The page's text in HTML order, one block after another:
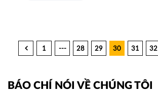
1 --- 28 29 30 31 32
BÁO CHÍ NÓI VỀ CHÚNG TÔI